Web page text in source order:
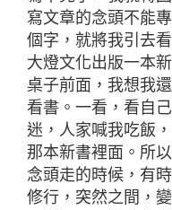
寫文章的念頭不能
個字，就將我引去
大燈文化出版一本
桌子前面，我想我
看書。一看，看自
迷，人家喊我吃飯
那本新書裡面。所
念頭走的時候，有
修行，突然之間，